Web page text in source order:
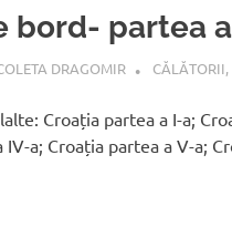
bord- partea
DRAGOMIR CĂLĂTORII,
Croația partea a I-a;
IV-a; Croația partea a V-a;